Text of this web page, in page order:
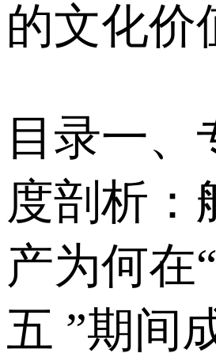
的文化价
目录一、
度剖析：
产为何在
五 ”期间